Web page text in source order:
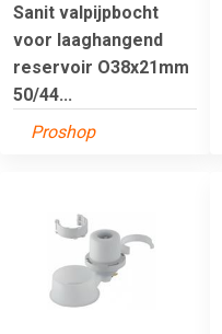
Sanit valpijpbocht
voor laaghangend
reservoir O38x21mm
50/44...
Proshop